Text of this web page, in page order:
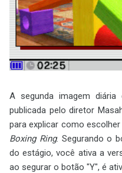
A segunda imagem diária
publicada pelo diretor
para explicar como
Boxing Ring. Segurando o
do estágio, você ativa a
ao segurar o botão "Y", é